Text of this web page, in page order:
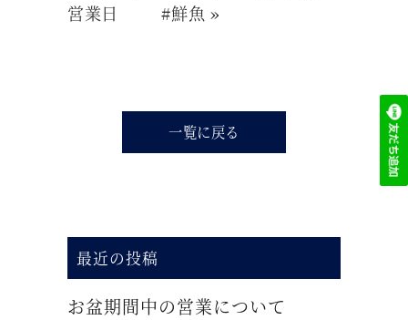
営業日
#鮮魚 »
一覧に戻る
最近の投稿
お盆期間中の営業について